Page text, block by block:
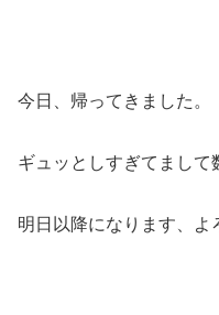
今日、帰ってきました。
ギュッとしすぎてまして
明日以降になります、よ